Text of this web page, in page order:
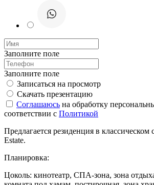
Заполните поле
Заполните поле
Записаться на просмотр
Скачать презентацию
Соглашаюсь на обработку
соответствии с Политикой
Предлагается резиденция в
Estate.
Планировка:
Цоколь: кинотеатр, СПА-зона, зона